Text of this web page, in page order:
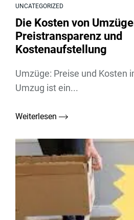
UNCATEGORIZED
Die Kosten von
Preistransparenz und
Kostenaufstellung
Umzüge: Preise und Kosten
Umzug ist ein...
Weiterlesen